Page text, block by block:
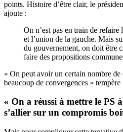
points. Histoire d’être clair, le
ajoute :
On n’est pas en train de
et l’union de la gauche. Mais
du gouvernement, on doit être
faire des propositions
« On peut avoir un certain nombre de
beaucoup de convergences »
« On a réussi à mettre le PS
s’allier sur un compromis